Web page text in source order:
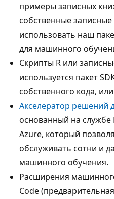
примеры записных
собственные
использовать наш
для машинного
Скрипты R или
используется пакет
собственного кода,
Акселератор решений
основанный на
Azure, который
обслуживать сотни и
машинного обучения.
Расширения
Code